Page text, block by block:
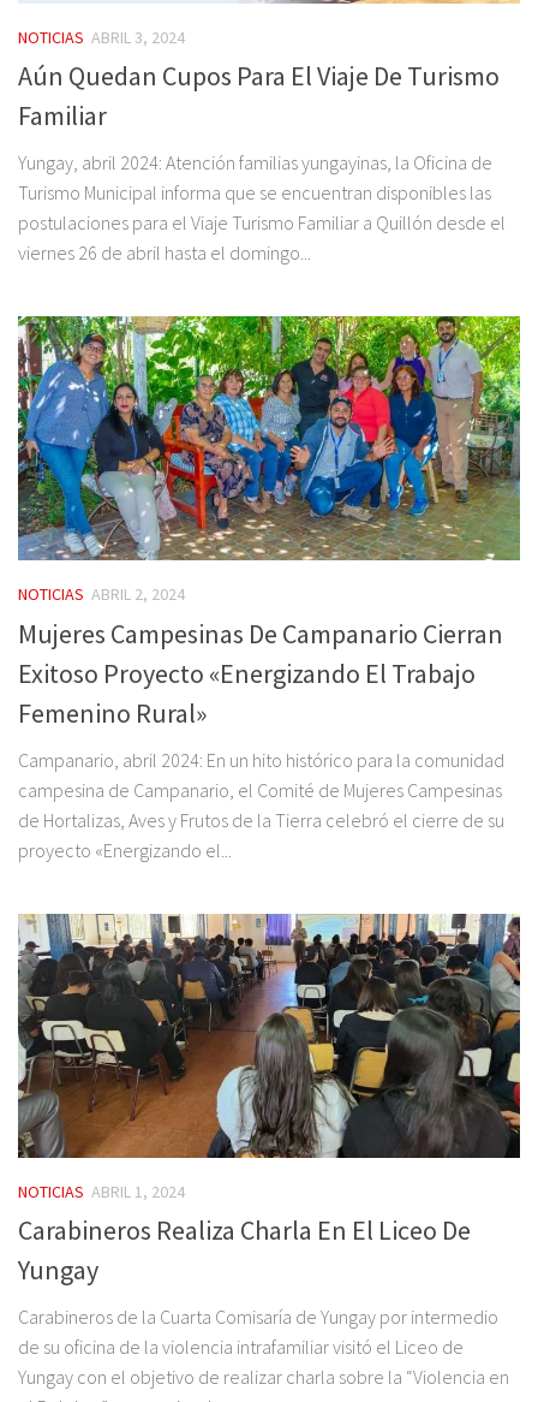
NOTICIAS ABRIL 3, 2024
Aún Quedan Cupos Para El Viaje De Turismo
Familiar
Yungay, abril 2024: Atención familias yungayinas, la Oficina de
Turismo Municipal informa que se encuentran disponibles las
postulaciones para el Viaje Turismo Familiar a Quillón desde el
viernes 26 de abril hasta el domingo...
NOTICIAS ABRIL 2, 2024
Mujeres Campesinas De Campanario Cierran
Exitoso Proyecto «Energizando El Trabajo
Femenino Rural»
Campanario, abril 2024: En un hito histórico para la comunidad
campesina de Campanario, el Comité de Mujeres Campesinas
de Hortalizas, Aves y Frutos de la Tierra celebró el cierre de su
proyecto «Energizando el...
NOTICIAS ABRIL 1, 2024
Carabineros Realiza Charla En El Liceo De
Yungay
Carabineros de la Cuarta Comisaría de Yungay por intermedio
de su oficina de la violencia intrafamiliar visitó el Liceo de
Yungay con el objetivo de realizar charla sobre la “Violencia en